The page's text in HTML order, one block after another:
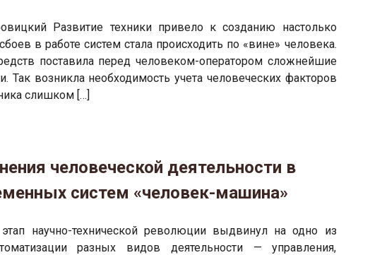
Развитие техники привело к созданию настолько
в работе систем стала происходить по «вине» человека.
поставила перед человеком-оператором сложнейшие
возникла необходимость учета человеческих факторов
слишком […]
человеческой деятельности в
систем «человек-машина»
научно-технической революции выдвинул на одно из
разных видов деятельности — управления,